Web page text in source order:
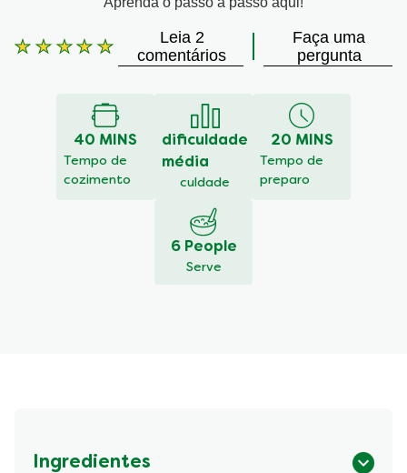
A
Leia 2
comentários
Faça uma
pergunta
40 MINS
Tempo de
cozimento
dificuldade
média
culdade
20 MINS
Tempo de
preparo
6 People
Serve
Ingredientes